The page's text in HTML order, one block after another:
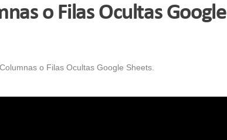
o Filas Ocultas Google
o Filas Ocultas Google Sheets.